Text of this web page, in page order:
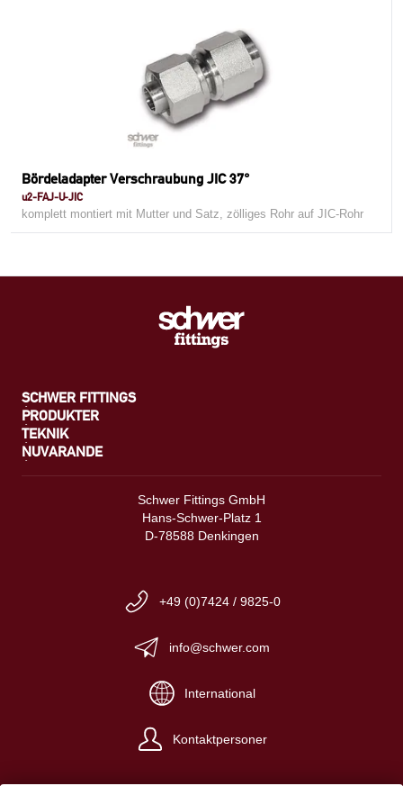
Bördeladapter Verschraubung JIC 37°
u2-FAJ-U-JIC
komplett montiert mit Mutter und Satz, zölliges Rohr auf JIC-Rohr
SCHWER FITTINGS
PRODUKTER
TEKNIK
NUVARANDE
Schwer Fittings GmbH
Hans-Schwer-Platz 1
D-78588 Denkingen
+49 (0)7424 / 9825-0
info@schwer.com
International
Kontaktpersoner